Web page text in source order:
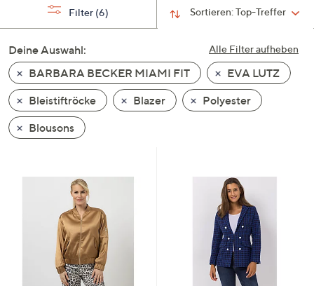
und
nach
unten
oder
wischen
Sie
auf
anzuzeigen.
Sortieren:Top-Treffer
Filter (6)
Alle Filter aufheben
Deine Auswahl:
BARBARA BECKER MIAMI FIT
EVA LUTZ
Bleistiftröcke
Blazer
Polyester
Blousons